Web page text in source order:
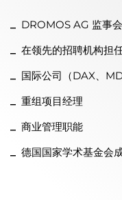
DROMOS AG 监事
在领先的招聘机构担
国际公司（DAX、
重组项目经理
商业管理职能
德国国家学术基金会